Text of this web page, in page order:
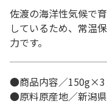
佐渡の海洋性気候で
しているため、常温
力です。
●商品内容／
●原料原産地／新潟